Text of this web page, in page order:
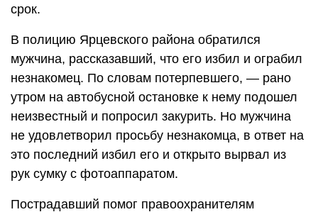
срок.
В полицию Ярцевского района обратился
мужчина, рассказавший, что его избил и ограбил
незнакомец. По словам потерпевшего, — рано
утром на автобусной остановке к нему подошел
неизвестный и попросил закурить. Но мужчина
не удовлетворил просьбу незнакомца, в ответ на
это последний избил его и открыто вырвал из
рук сумку с фотоаппаратом.
Пострадавший помог правоохранителям